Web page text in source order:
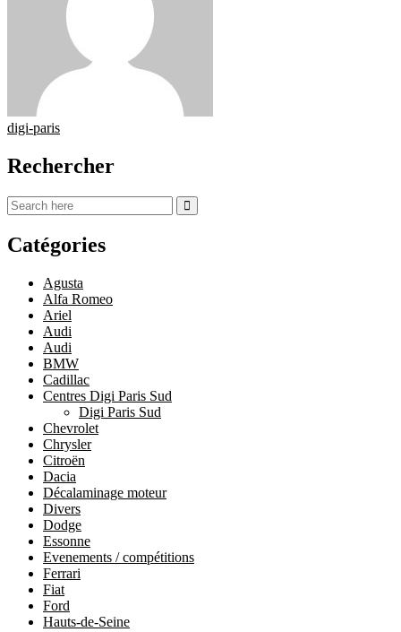
digi-paris
Rechercher
Catégories
Agusta
Alfa Romeo
Ariel
Audi
Audi
BMW
Cadillac
Centres Digi Paris Sud
Digi Paris Sud
Chevrolet
Chrysler
Citroën
Dacia
Décalaminage moteur
Divers
Dodge
Essonne
Evenements / compétitions
Ferrari
Fiat
Ford
Hauts-de-Seine